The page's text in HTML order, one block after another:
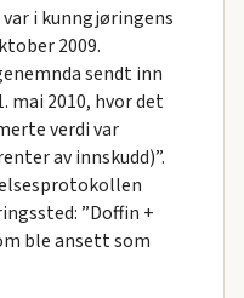
i kunngjøringens
2009.
sendt inn
2010, hvor det
verdi var
av innskudd)”.
”Doffin +
ble ansett som